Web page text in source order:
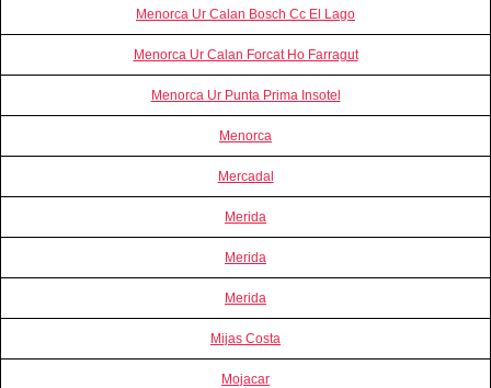
Menorca Ur Calan Bosch Cc El Lago
Menorca Ur Calan Forcat Ho Farragut
Menorca Ur Punta Prima Insotel
Menorca
Mercadal
Merida
Merida
Merida
Mijas Costa
Mojacar